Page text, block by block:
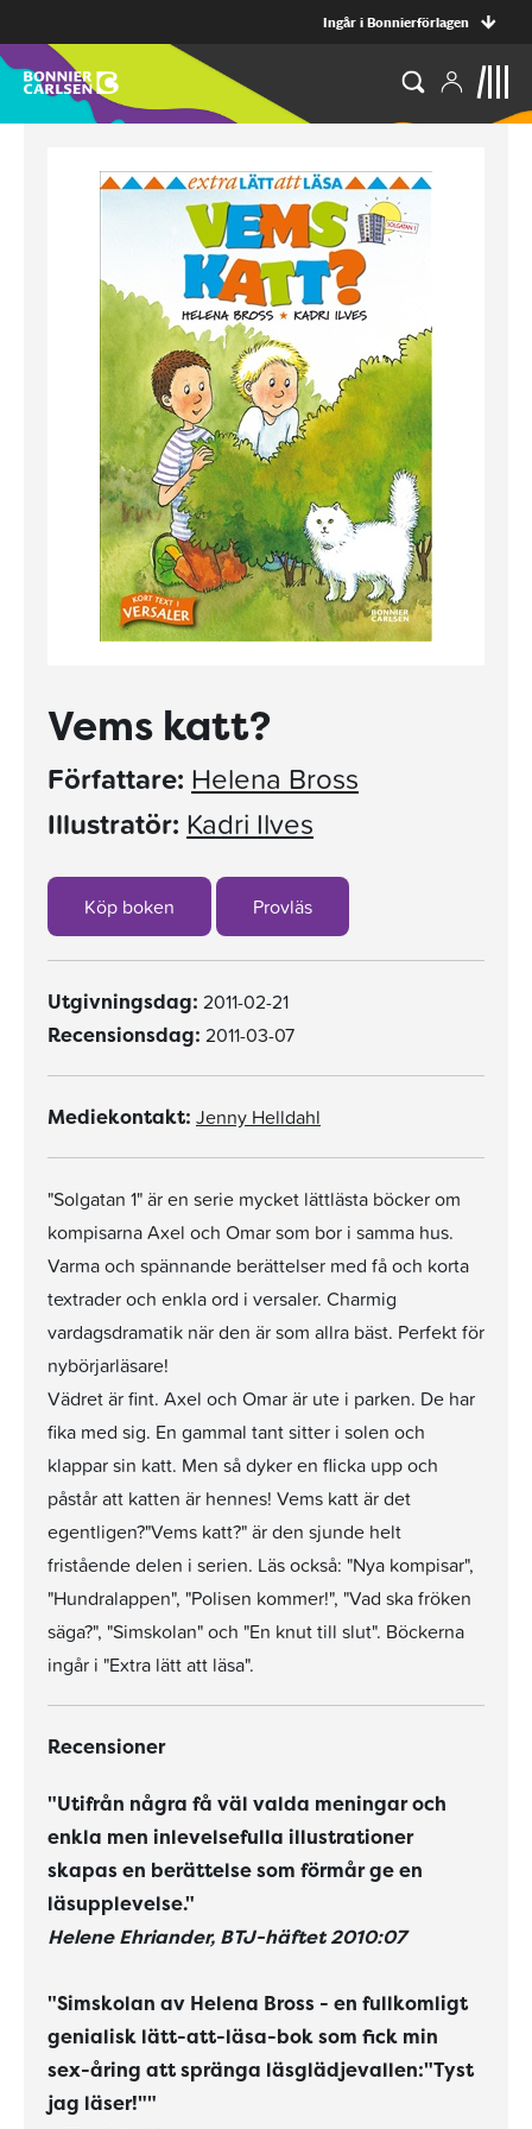
Ingår i Bonnierförlagen
Vems katt?
Författare: Helena Bross
Illustratör: Kadri Ilves
Köp boken Provläs
Utgivningsdag: 2011-02-21
Recensionsdag: 2011-03-07
Mediekontakt: Jenny Helldahl
"Solgatan 1" är en serie mycket lättlästa böcker om
kompisarna Axel och Omar som bor i samma hus.
Varma och spännande berättelser med få och korta
textrader och enkla ord i versaler. Charmig
vardagsdramatik när den är som allra bäst. Perfekt för
nybörjarläsare!
Vädret är fint. Axel och Omar är ute i parken. De har
fika med sig. En gammal tant sitter i solen och
klappar sin katt. Men så dyker en flicka upp och
påstår att katten är hennes! Vems katt är det
egentligen?"Vems katt?" är den sjunde helt
fristående delen i serien. Läs också: "Nya kompisar",
"Hundralappen", "Polisen kommer!", "Vad ska fröken
säga?", "Simskolan" och "En knut till slut". Böckerna
ingår i "Extra lätt att läsa".
Recensioner
"Utifrån några få väl valda meningar och
enkla men inlevelsefulla illustrationer
skapas en berättelse som förmår ge en
läsupplevelse."
Helene Ehriander, BTJ-häftet 2010:07
"Simskolan av Helena Bross - en fullkomligt
genialisk lätt-att-läsa-bok som fick min
sex-åring att spränga läsglädjevallen:"Tyst
jag läser!""